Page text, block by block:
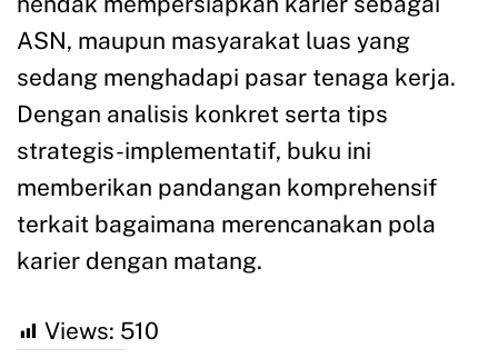
ASN, maupun masyarakat luas yang
sedang menghadapi pasar tenaga kerja.
Dengan analisis konkret serta tips
strategis-implementatif, buku ini
memberikan pandangan komprehensif
terkait bagaimana merencanakan pola
karier dengan matang.
Views: 510